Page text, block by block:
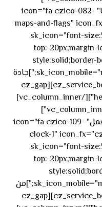
[cz_service_box title="مواقعنا" icon="fa czico-082-
maps-and-flags"
sk_icon="font-
top:-20px;margin-
style:solid;border-
sk_icon_mobile="margin-right:0px;margin-left:0px;"]جادة
الشيخ محمد بن راشد – دبي[/cz_service_box][cz_gap
height="0px" height_tablet="50px"][/vc_column_inner]
[vc_column_inner offset="vc_col-md-4"]
[cz_service_box title="ساعات العمل" icon="fa czico-109-
clock-1"
sk_icon="font-
top:-20px;margin-
sk_icon_mobile="margin-right:0px;margin-left:0px;"]من
الاثنين إلى الجمعة ٩:٠٠ - ١٧:٠٠[/cz_service_box][cz_gap